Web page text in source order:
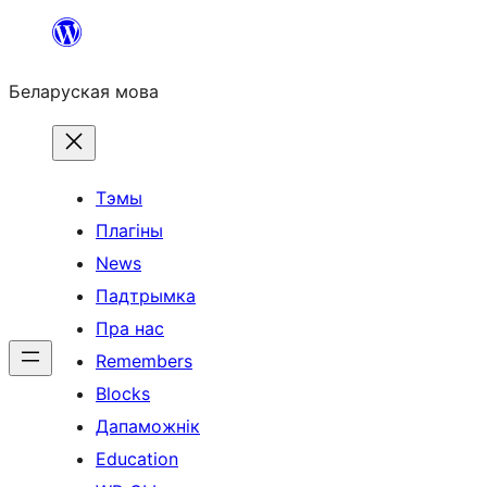
Перайсці
змесціва
Беларуская мова
Тэмы
Плагіны
News
Падтрымка
Пра нас
Remembers
Blocks
Дапаможнік
Education